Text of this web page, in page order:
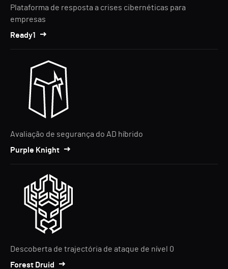
Plataforma de resposta a crises cibernéticas para
empresas
Ready1
Avaliação de segurança do AD híbrido
Purple Knight
Descoberta de trajectória de ataque de nível 0
Forest Druid